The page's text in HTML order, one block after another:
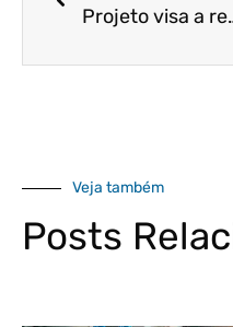
Projeto visa a retirada da
Veja também
Posts